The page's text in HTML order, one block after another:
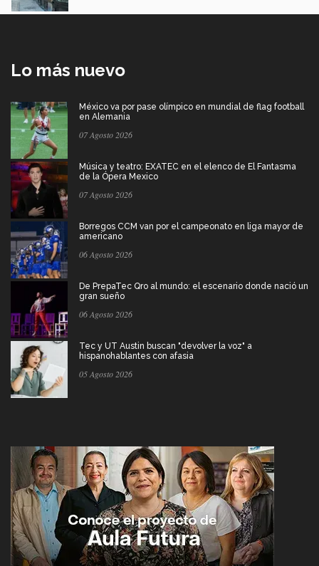
Lo más nuevo
México va por pase olímpico en mundial de flag football
en Alemania
07 Agosto 2026
Música y teatro: EXATEC en el elenco de El Fantasma
de la Ópera Mexico
07 Agosto 2026
Borregos CCM van por el campeonato en liga mayor de
americano
06 Agosto 2026
De PrepaTec Qro al mundo: el escenario donde nació un
gran sueño
06 Agosto 2026
Tec y UT Austin buscan "devolver la voz" a
hispanohablantes con afasia
05 Agosto 2026